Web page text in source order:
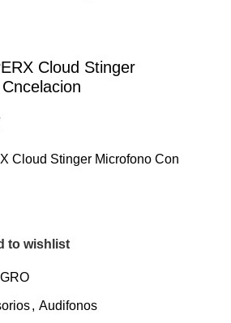
Cloud Stinger
Cloud Stinger Microfono Con
to wishlist
, Audifonos